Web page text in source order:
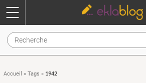
Accueil » Tags » 1942